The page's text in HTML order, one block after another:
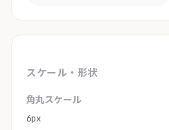
スケール・形状
角丸スケール
6px